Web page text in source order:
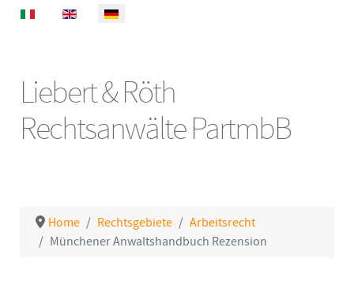
Select your language
Liebert & Röth
Rechtsanwälte PartmbB
Home Rechtsgebiete
Arbeitsrecht
Münchener Anwaltshandbuch Rezension